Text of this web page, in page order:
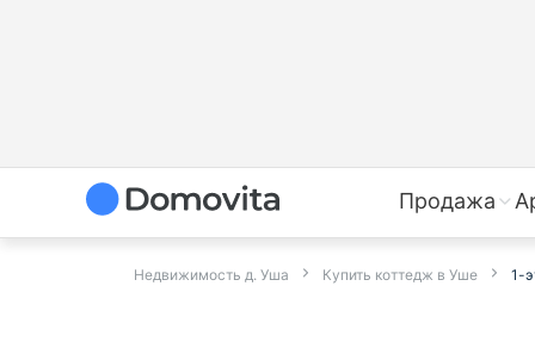
Продажа
Недвижимость д. Уша Купить коттедж в Уше 1-